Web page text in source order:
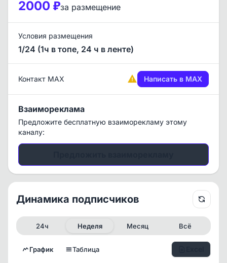
2000 ₽за размещение
Условия размещения
1/24 (1ч в топе, 24 ч в ленте)
Контакт MAX Написать в MAX
Взаимореклама
Предложите бесплатную взаиморекламу этому
каналу:
Динамика подписчиков
24ч Неделя Месяц Всё
График Таблица